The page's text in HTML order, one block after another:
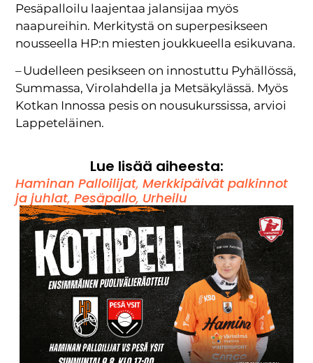
Pesäpalloilu laajentaa jalansijaa myös
naapureihin. Merkitystä on superpesikseen
nousseella HP:n miesten joukkueella esikuvana.
– Uudelleen pesikseen on innostuttu Pyhällössä,
Summassa, Virolahdella ja Metsäkylässä. Myös
Kotkan Innossa pesis on nousukurssissa, arvioi
Lappeteläinen.
Lue lisää aiheesta:
Haminan Palloilijat,Merkkipäivät palkinnot
ja juhlat,Pesäpallo, Urheilu